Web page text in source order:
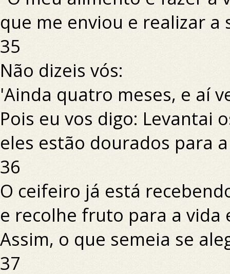
que me enviou e realizar a
35
Não dizeis vós:
'Ainda quatro meses, e aí
Pois eu vos digo: Levantai
eles estão dourados para
36
O ceifeiro já está
e recolhe fruto para a vida
Assim, o que semeia se
37